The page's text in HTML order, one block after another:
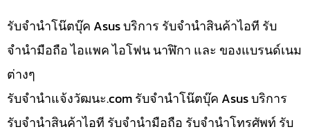
รับจำนำโน๊ตบุ๊ค Asus บริการ รับจำนำสินค้าไอที รับ
จำนำมือถือ ไอแพค ไอโฟน นาฬิกา และ ของแบรนด์เนม
ต่างๆ
รับจํานําแจ้งวัฒนะ.com รับจำนำโน๊ตบุ๊ค Asus บริการ
รับจำนำสินค้าไอที รับจำนำมือถือ รับจำนำโทรศัพท์ รับ